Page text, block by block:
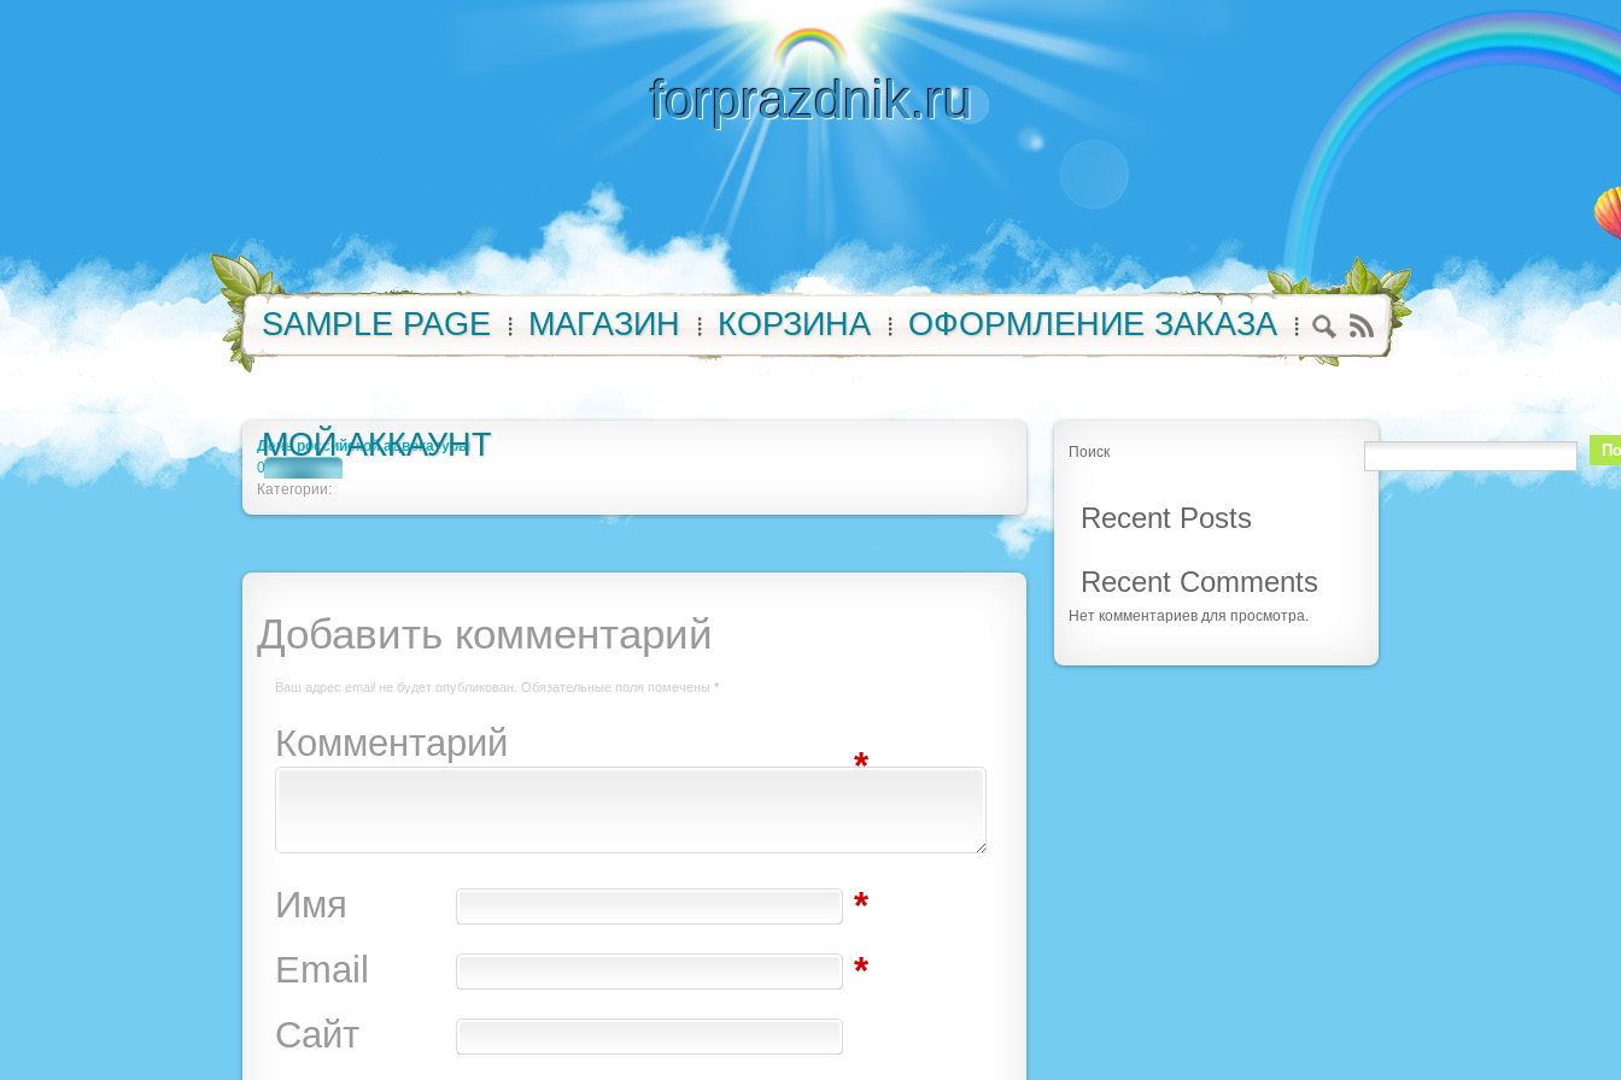
forprazdnik.ru
SAMPLE PAGE МАГАЗИН КОРЗИНА ОФОРМЛЕНИЕ ЗАКАЗА
МОЙ АККАУНТ
День российской адвокатуры
0
Категории:
Добавить комментарий
Ваш адрес email не будет опубликован. Обязательные поля помечены *
Комментарий
*
Имя
*
Email
*
Сайт
Поиск
Recent Posts
Recent Comments
Нет комментариев для просмотра.